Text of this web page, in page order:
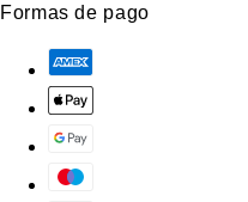
Formas de pago